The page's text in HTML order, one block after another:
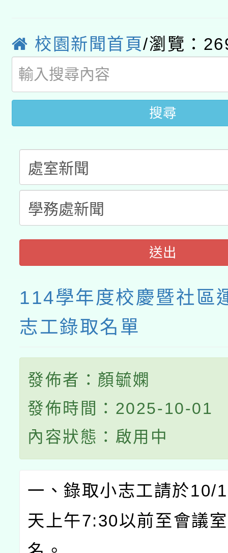
用水績優單位及節水達
動」
桃園市孔廟祈福系列
開 智慧啟航」
2026年桃園地景藝術
校園新聞首頁/瀏覽：
搜尋
送出
114學年度校慶暨社區
志工錄取名單
發佈者：顏毓嫻
發佈時間：2025-10-01
內容狀態：啟用中
一、錄取小志工請於10/
天上午7:30以前至會議